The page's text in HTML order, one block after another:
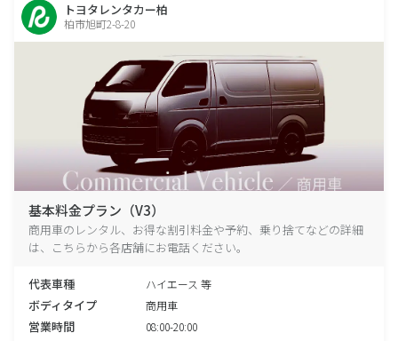
トヨタレンタカー柏
柏市旭町2-8-20
基本料金プラン（V3）
商用車のレンタル、お得な割引料金や予約、乗り捨てなどの詳細
は、こちらから各店舗にお電話ください。
代表車種 ハイエース 等
ボディタイプ 商用車
営業時間 08:00-20:00